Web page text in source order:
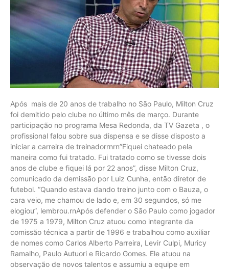
Após mais de 20 anos de trabalho no São Paulo, Milton Cruz
foi demitido pelo clube no último mês de março. Durante
participação no programa Mesa Redonda, da TV Gazeta , o
profissional falou sobre sua dispensa e se disse disposto a
iniciar a carreira de treinadorrnrn”Fiquei chateado pela
maneira como fui tratado. Fui tratado como se tivesse dois
anos de clube e fiquei lá por 22 anos”, disse Milton Cruz,
comunicado da demissão por Luiz Cunha, então diretor de
futebol. “Quando estava dando treino junto com o Bauza, o
cara veio, me chamou de lado e, em 30 segundos, só me
elogiou”, lembrou.rnApós defender o São Paulo como jogador
de 1975 a 1979, Milton Cruz atuou como integrante da
comissão técnica a partir de 1996 e trabalhou como auxiliar
de nomes como Carlos Alberto Parreira, Levir Culpi, Muricy
Ramalho, Paulo Autuori e Ricardo Gomes. Ele atuou na
observação de novos talentos e assumiu a equipe em